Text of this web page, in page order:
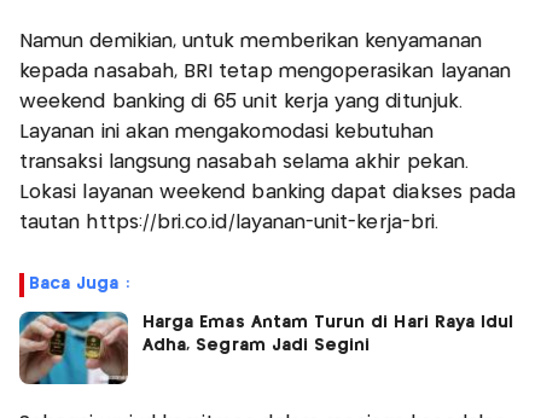
Namun demikian, untuk memberikan kenyamanan
kepada nasabah, BRI tetap mengoperasikan layanan
weekend banking di 65 unit kerja yang ditunjuk.
Layanan ini akan mengakomodasi kebutuhan
transaksi langsung nasabah selama akhir pekan.
Lokasi layanan weekend banking dapat diakses pada
tautan https://bri.co.id/layanan-unit-kerja-bri.
Baca Juga :
Harga Emas Antam Turun di Hari Raya Idul
Adha, Segram Jadi Segini